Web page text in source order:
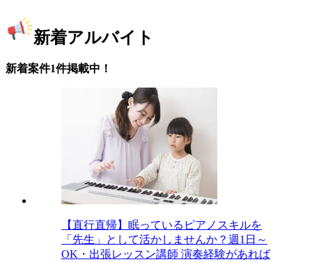
新着アルバイト
新着案件1件掲載中！
【直行直帰】眠っているピアノスキルを
「先生」として活かしませんか？週1日～
OK・出張レッスン講師 演奏経験があれば